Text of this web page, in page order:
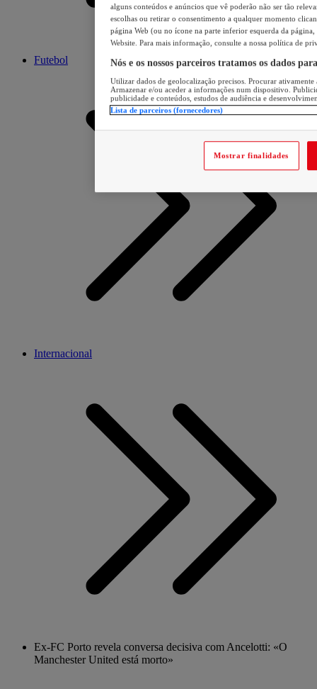
Futebol
Internacional
Ex-FC Porto revela conversa decisiva com Ancelotti: «O
Manchester United está morto»
alguns conteúdos e anúncios que vê poderão não ser tão
escolhas ou retirar o consentimento a qualquer momento
página Web (ou no ícone na parte inferior esquerda da página,
Website. Para mais informação, consulte a nossa política de
Nós e os nossos parceiros tratamos os dados
Utilizar dados de geolocalização precisos. Procurar
Armazenar e/ou aceder a informações num dispositivo.
publicidade e conteúdos, estudos de audiência e
Lista de parceiros (fornecedores)
Mostrar finalidades